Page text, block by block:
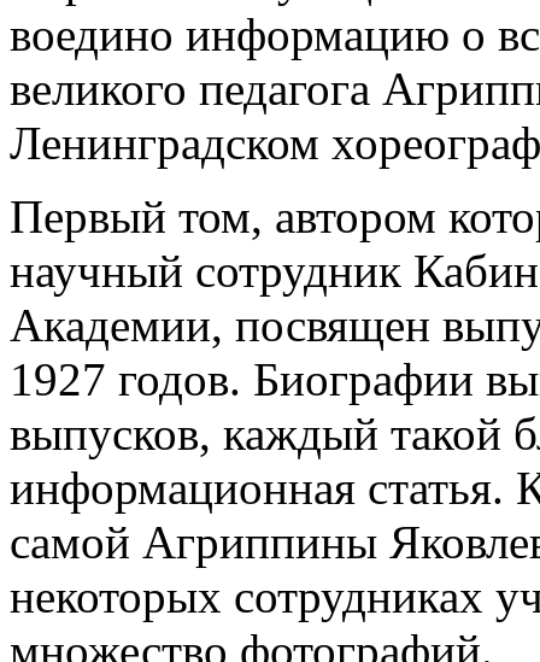
воедино информацию о
великого педагога
Ленинградском
Первый том, автором
научный сотрудник
Академии, посвящен
1927 годов. Биографии
выпусков, каждый такой
информационная статья.
самой Агриппины
некоторых сотрудниках
множество фотографий.